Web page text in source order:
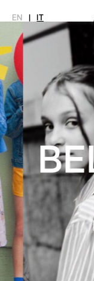
EN | IT
MAGAZINE
Ultimo Numero
Archivio
NOVITÀ
INTERVIEW
Meet Me
Chi
Imprint